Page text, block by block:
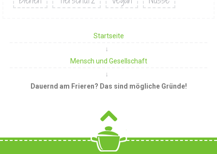
Startseite
Mensch und Gesellschaft
Dauernd am Frieren? Das sind mögliche Gründe!